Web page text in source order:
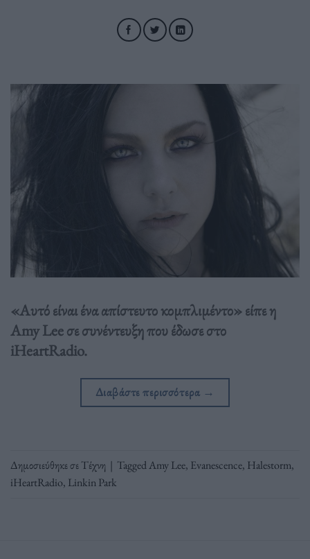
«Αυτό είναι ένα απίστευτο κομπλιμέντο» είπε η
Amy Lee σε συνέντευξη που έδωσε στο
iHeartRadio.
Διαβάστε περισσότερα →
Δημοσιεύθηκε σεΤέχνη | TaggedAmy Lee, Evanescence, Halestorm,
iHeartRadio, Linkin Park